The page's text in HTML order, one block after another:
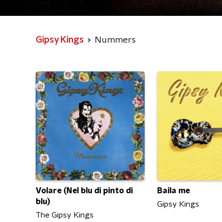
Gipsy Kings Nummers
Volare (Nel blu di pinto di
blu)
The Gipsy Kings
Baila me
Gipsy Kings